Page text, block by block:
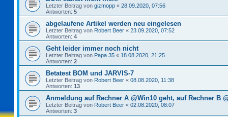
Letzter Beitrag von gizmopp « 28.09.2020, 07:56
Antworten: 5
abgelaufene Artikel werden neu eingelesen
Letzter Beitrag von Robert Beer « 23.09.2020, 07:52
Antworten: 4
Geht leider immer noch nicht
Letzter Beitrag von Papa 35 « 18.08.2020, 21:25
Antworten: 2
Betatest BOM und JARVIS-7
Letzter Beitrag von Robert Beer « 08.08.2020, 11:38
Antworten: 13
Anmeldung auf Rechner A @Win10 geht, auf Rechner B
Letzter Beitrag von Robert Beer « 02.08.2020, 08:07
Antworten: 3